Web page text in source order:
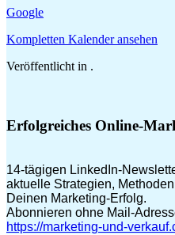
Google
Kompletten Kalender ansehen
Veröffentlicht in .
Erfolgreiches Online-
14-tägigen LinkedIn-
aktuelle Strategien,
Deinen Marketing-Erfolg.
Abonnieren ohne Mail-
https://marketing-und-